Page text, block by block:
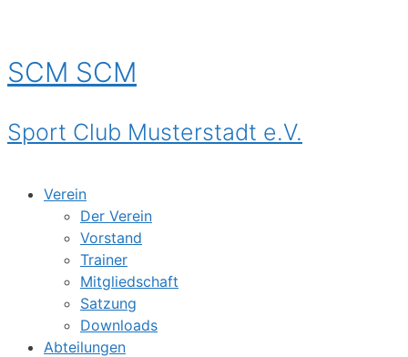
springen
SCM SCM
Sport Club Musterstadt e.V.
Verein
Der Verein
Vorstand
Trainer
Mitgliedschaft
Satzung
Downloads
Abteilungen